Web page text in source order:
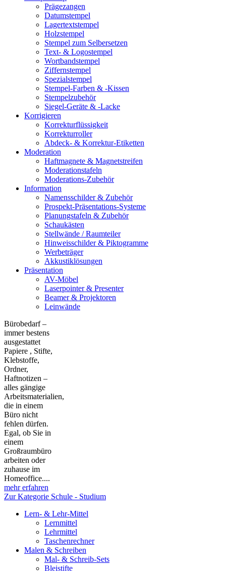
Prägezangen
Datumstempel
Lagertextstempel
Holzstempel
Stempel zum Selbersetzen
Text- & Logostempel
Wortbandstempel
Ziffernstempel
Spezialstempel
Stempel-Farben & -Kissen
Stempelzubehör
Siegel-Geräte & -Lacke
Korrigieren
Korrekturflüssigkeit
Korrekturroller
Abdeck- & Korrektur-Etiketten
Moderation
Haftmagnete & Magnetstreifen
Moderationstafeln
Moderations-Zubehör
Information
Namensschilder & Zubehör
Prospekt-Präsentations-Systeme
Planungstafeln & Zubehör
Schaukästen
Stellwände / Raumteiler
Hinweisschilder & Piktogramme
Werbeträger
Akkustiklösungen
Präsentation
AV-Möbel
Laserpointer & Presenter
Beamer & Projektoren
Leinwände
Bürobedarf –
immer bestens
ausgestattet
Papiere , Stifte,
Klebstoffe,
Ordner,
Haftnotizen –
alles gängige
Arbeitsmaterialien,
die in einem
Büro nicht
fehlen dürfen.
Egal, ob Sie in
einem
Großraumbüro
arbeiten oder
zuhause im
Homeoffice....
mehr erfahren
Zur Kategorie Schule - Studium
Lern- & Lehr-Mittel
Lernmittel
Lehrmittel
Taschenrechner
Malen & Schreiben
Mal- & Schreib-Sets
Bleistifte